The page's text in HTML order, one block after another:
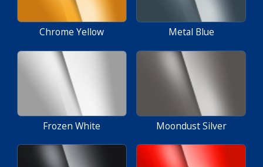
Chrome Yellow Metal Blue
Frozen White Moondust Silver